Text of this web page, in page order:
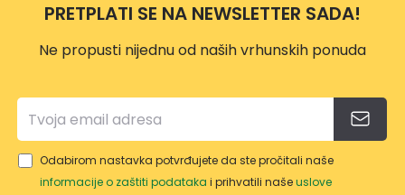
PRETPLATI SE NA NEWSLETTER SADA!
Ne propusti nijednu od naših vrhunskih ponuda
Odabirom nastavka potvrđujete da ste pročitali naše
informacije o zaštiti podataka i prihvatili našeuslove